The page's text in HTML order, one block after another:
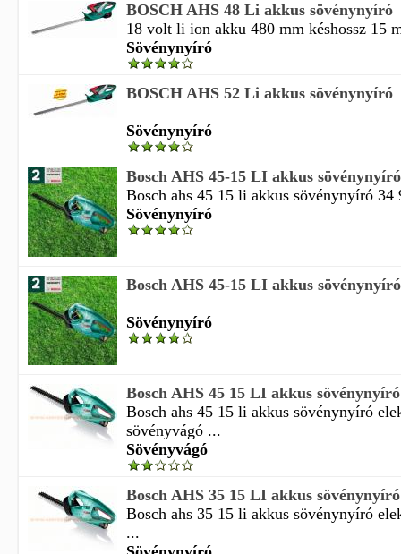
BOSCH AHS 48 Li akkus sövénynyíró
18 volt li ion akku 480 mm késhossz 15
Sövénynyíró
BOSCH AHS 52 Li akkus sövénynyíró
Sövénynyíró
Bosch AHS 45-15 LI akkus sövénynyíró
Bosch ahs 45 15 li akkus sövénynyíró 34
Sövénynyíró
Bosch AHS 45-15 LI akkus
Sövénynyíró
Bosch AHS 45 15 LI akkus
Bosch ahs 45 15 li akkus sövénynyíró
sövényvágó ...
Sövényvágó
Bosch AHS 35 15 LI akkus
Bosch ahs 35 15 li akkus sövénynyíró
...